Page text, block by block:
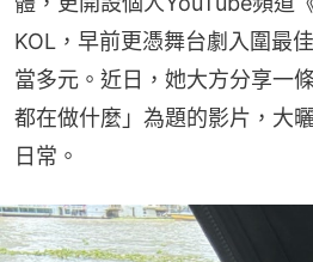
KOL，早前更憑舞台劇入圍最
當多元。近日，她大方分享一
都在做什麼」為題的影片，大
日常。